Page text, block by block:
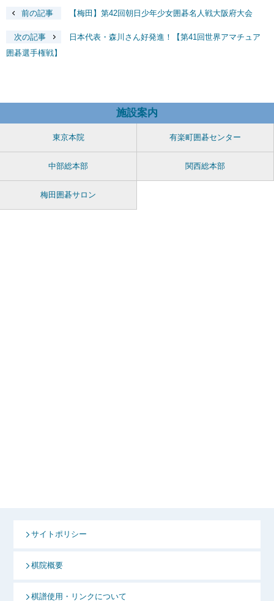
前の記事 【梅田】第42回朝日少年少女囲碁名人戦大阪府大会
次の記事
日本代表・森川さん好発進！【第41回世界アマチュア
囲碁選手権戦】
施設案内
東京本院 有楽町囲碁センター
中部総本部 関西総本部
梅田囲碁サロン
サイトポリシー
棋院概要
棋譜使用・リンクについて